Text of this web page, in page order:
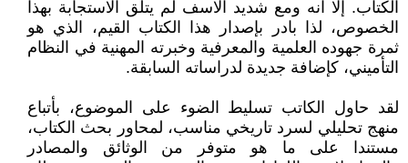
الكتاب. إلا انه ومع شديد الاسف لم يتلق الاستجابة بهذا
الخصوص، لذا بادر بإصدار هذا الكتاب القيم، الذي هو
ثمرة جهوده العلمية والمعرفية وخبرته المهنية في النظام
التأميني، كإضافة جديدة لدراساته السابقة.
لقد حاول الكاتب تسليط الضوء على الموضوع، بأتباع
منهج تحليلي لسرد تاريخي مناسب، لمحاور بحث الكتاب،
مستندا على ما هو متوفر من الوثائق والمصادر